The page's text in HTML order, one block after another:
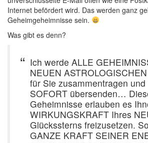
Internet befördert wird. Das werden ganz
Geheimgeheimnisse sein.
Was gibt es denn?
Ich werde ALLE
NEUEN
für Sie zusammentragen
SOFORT übersenden…
Geheimnisse erlauben es
WIRKUNGSKRAFT Ihres
Glückssterns freizusetzen.
GANZE KRAFT SEINER